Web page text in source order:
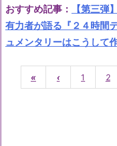
おすすめ記事：
【第三
有力者が語る『２４時間
ュメンタリーはこうして
« ‹ 1 2